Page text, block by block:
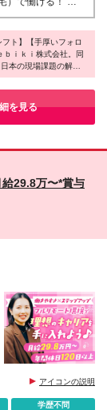
月
海道から九州ま
在住の方は、日
だければOKで
ルリモートのた
ト】【手厚いフォロ
ｂｉｋｉ株式会社。同
本の現場課題の解決
約があっても、これま
し、成果に応じてしっ
を機に、新しい働き
を見る
29.8万〜*賞与
アイコンの説明
学歴不問